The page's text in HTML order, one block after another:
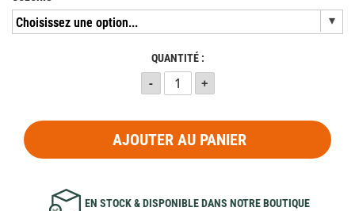
QUANTITÉ :
AJOUTER AU PANIER
EN STOCK & DISPONIBLE DANS NOTRE BOUTIQUE